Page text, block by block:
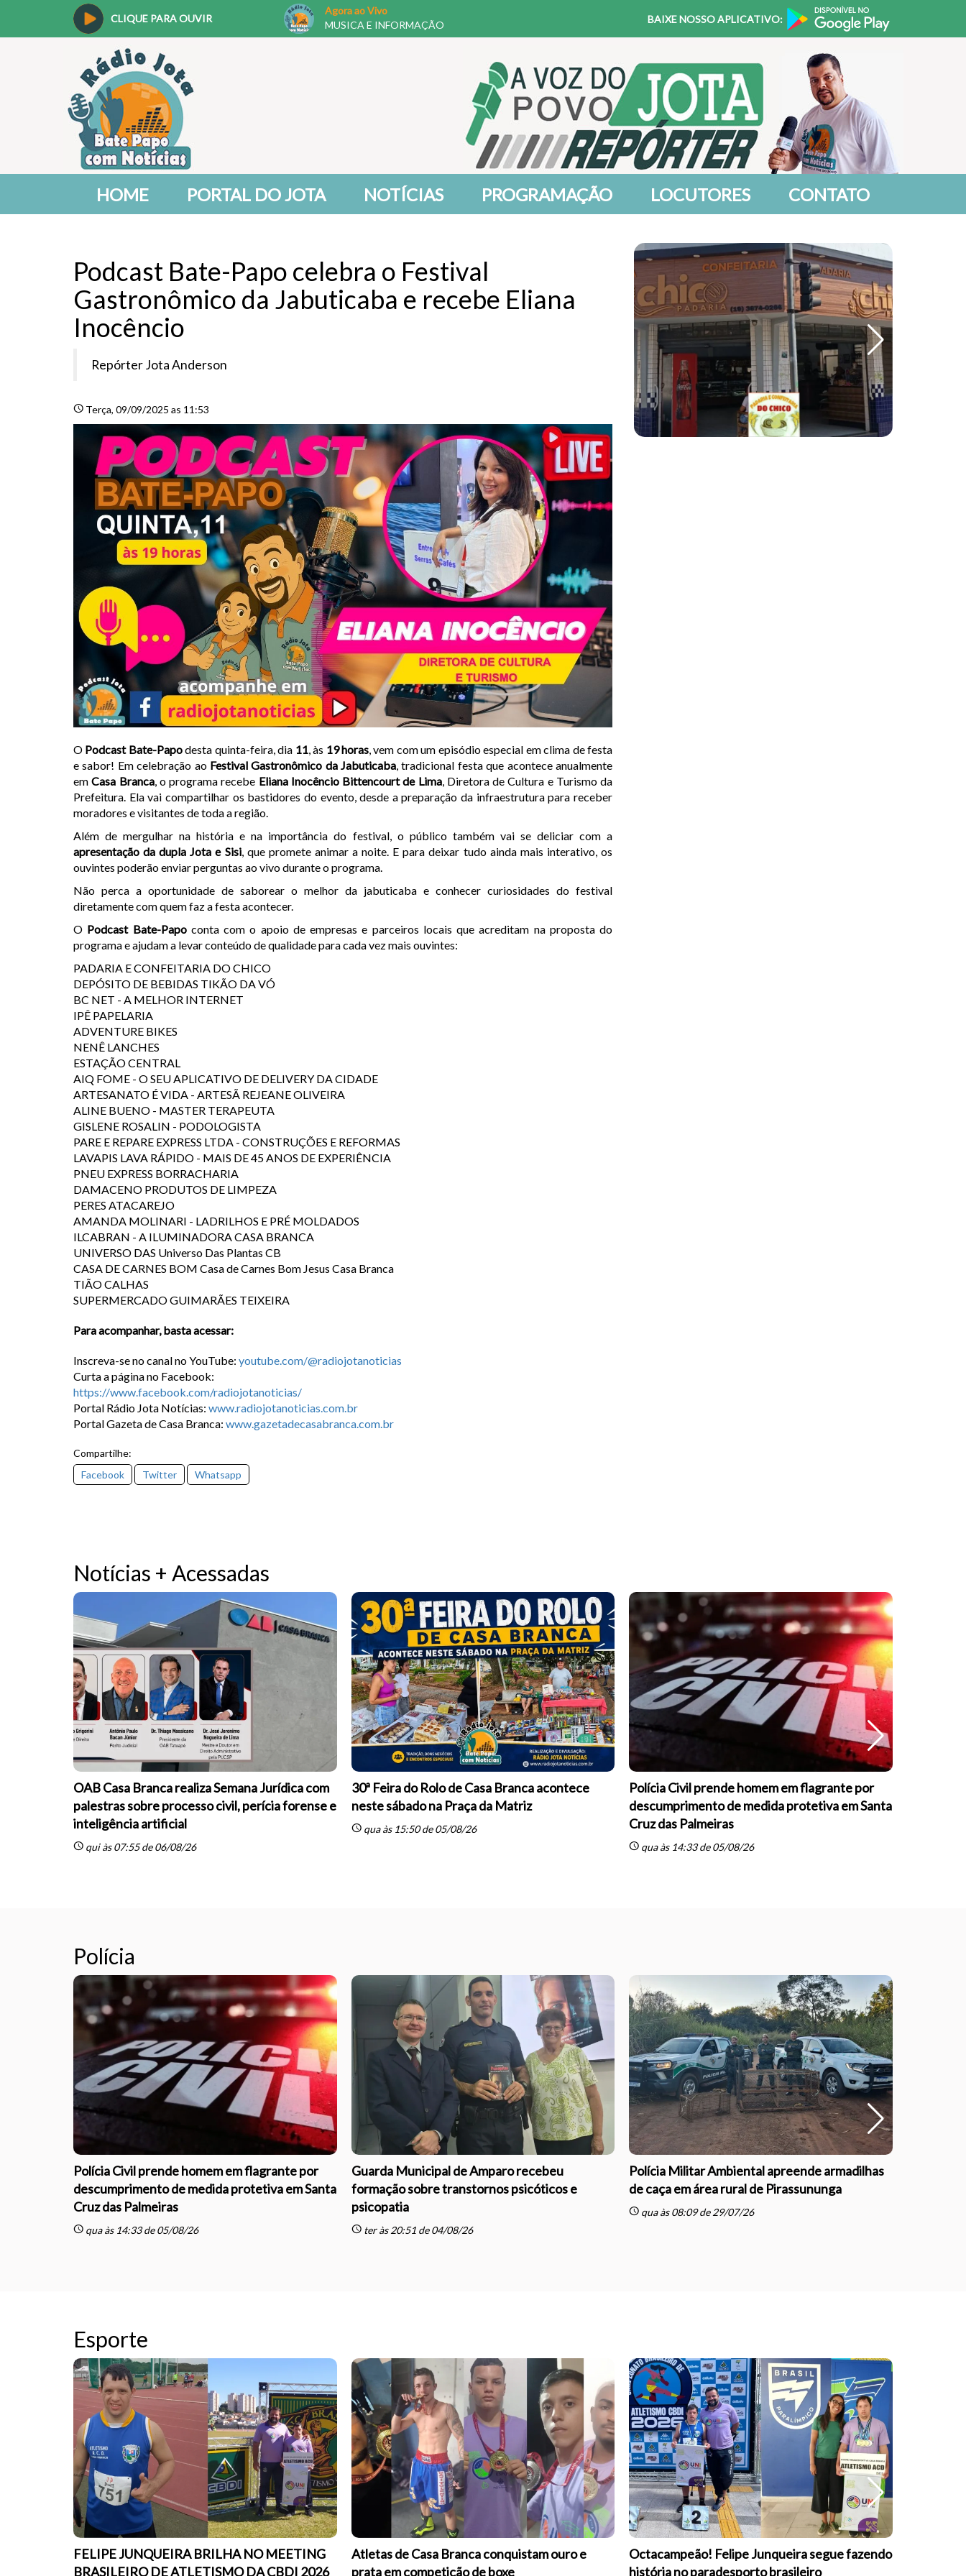
CLIQUE PARA OUVIR
Agora ao Vivo
MUSICA E INFORMAÇÃO
BAIXE NOSSO APLICATIVO:
HOME PORTAL DO JOTA NOTÍCIAS PROGRAMAÇÃO LOCUTORES CONTATO
Podcast Bate-Papo celebra o Festival
Gastronômico da Jabuticaba e recebe Eliana
Inocêncio
Repórter Jota Anderson
schedule Terça, 09/09/2025 as 11:53
O Podcast Bate-Papodesta quinta-feira, dia 11, às 19 horas, vem com um episódio especial em clima de festa
e sabor! Em celebração ao Festival Gastronômico da Jabuticaba, tradicional festa que acontece anualmente
emCasa Branca, o programa recebe Eliana Inocêncio Bittencourt de Lima, Diretora de Cultura e Turismo da
Prefeitura. Ela vai compartilhar os bastidores do evento, desde a preparação da infraestrutura para receber
moradores e visitantes de toda a região.
Além de mergulhar na história e na importância do festival, o público também vai se deliciar com a
apresentação da dupla Jota e Sisi, que promete animar a noite. E para deixar tudo ainda mais interativo, os
ouvintes poderão enviar perguntas ao vivo durante o programa.
Não perca a oportunidade de saborear o melhor da jabuticaba e conhecer curiosidades do festival
diretamente com quem faz a festa acontecer.
O Podcast Bate-Papoconta com o apoio de empresas e parceiros locais que acreditam na proposta do
programa e ajudam a levar conteúdo de qualidade para cada vez mais ouvintes:
PADARIA E CONFEITARIA DO CHICO
DEPÓSITO DE BEBIDAS TIKÃO DA VÓ
BC NET - A MELHOR INTERNET
IPÊ PAPELARIA
ADVENTURE BIKES
NENÊ LANCHES
ESTAÇÃO CENTRAL
AIQ FOME - O SEU APLICATIVO DE DELIVERY DA CIDADE
ARTESANATO É VIDA - ARTESÃ REJEANE OLIVEIRA
ALINE BUENO - MASTER TERAPEUTA
GISLENE ROSALIN - PODOLOGISTA
PARE E REPARE EXPRESS LTDA - CONSTRUÇÕES E REFORMAS
LAVAPIS LAVA RÁPIDO - MAIS DE 45 ANOS DE EXPERIÊNCIA
PNEU EXPRESS BORRACHARIA
DAMACENO PRODUTOS DE LIMPEZA
PERES ATACAREJO
AMANDA MOLINARI - LADRILHOS E PRÉ MOLDADOS
ILCABRAN - A ILUMINADORA CASA BRANCA
UNIVERSO DAS Universo Das Plantas CB
CASA DE CARNES BOM Casa de Carnes Bom Jesus Casa Branca
TIÃO CALHAS
SUPERMERCADO GUIMARÃES TEIXEIRA
Para acompanhar, basta acessar:
Inscreva-se no canal no YouTube: youtube.com/@radiojotanoticias
Curta a página no Facebook:
https://www.facebook.com/radiojotanoticias/
Portal Rádio Jota Notícias: www.radiojotanoticias.com.br
Portal Gazeta de Casa Branca: www.gazetadecasabranca.com.br
Compartilhe:
Facebook
Twitter Whatsapp
Notícias + Acessadas
OAB Casa Branca realiza Semana Jurídica com
palestras sobre processo civil, perícia forense e
inteligência artificial
schedule qui às 07:55 de 06/08/26
30ª Feira do Rolo de Casa Branca acontece
neste sábado na Praça da Matriz
schedulequa às 15:50 de 05/08/26
Polícia Civil prende homem em flagrante por
descumprimento de medida protetiva em Santa
Cruz das Palmeiras
schedule qua às 14:33 de 05/08/26
Polícia
Polícia Civil prende homem em flagrante por
descumprimento de medida protetiva em Santa
Cruz das Palmeiras
schedule qua às 14:33 de 05/08/26
Guarda Municipal de Amparo recebeu
formação sobre transtornos psicóticos e
psicopatia
scheduleter às 20:51 de 04/08/26
Polícia Militar Ambiental apreende armadilhas
de caça em área rural de Pirassununga
schedule qua às 08:09 de 29/07/26
Esporte
FELIPE JUNQUEIRA BRILHA NO MEETING
BRASILEIRO DE ATLETISMO DA CBDI 2026
Atletas de Casa Branca conquistam ouro e
prata em competição de boxe
Octacampeão! Felipe Junqueira segue fazendo
história no paradesporto brasileiro